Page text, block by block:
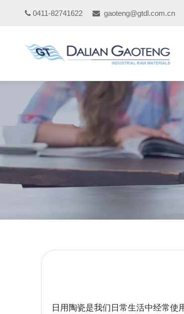
 0411-82741622  gaoteng@gtdl.com.cn
日用陶瓷是我们日常生活中经常使